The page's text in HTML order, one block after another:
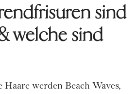
sind
welche sind
Haare werden Beach Waves,